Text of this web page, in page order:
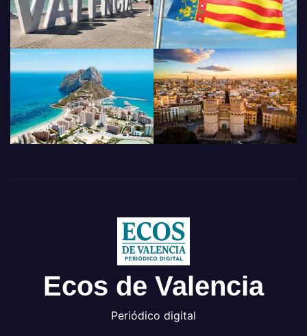
Ecos de Valencia
Periódico digital